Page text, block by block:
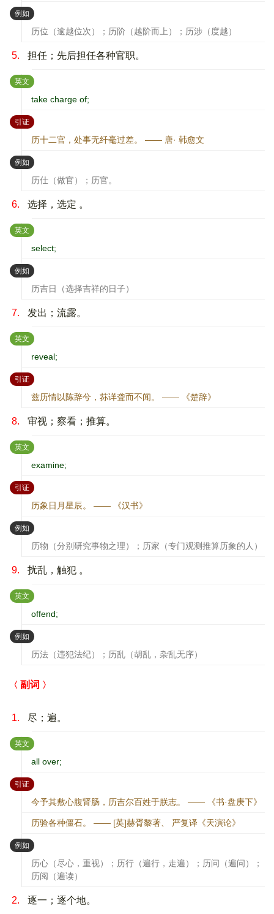
例如 ：
历位（逾越位次）；历阶（越阶而上）；历涉（度越）
5. 担任；先后担任各种官职。
英文 ：
take charge of;
引证：
历十二官，处事无纤毫过差。 —— 唐· 韩愈文
例如 ：
历仕（做官）；历官。
6. 选择，选定 。
英文 ：
select;
例如 ：
历吉日（选择吉祥的日子）
7. 发出；流露。
英文 ：
reveal;
引证：
兹历情以陈辞兮，荪详聋而不闻。 —— 《楚辞》
8. 审视；察看；推算。
英文 ：
examine;
引证：
历象日月星辰。 —— 《汉书》
例如 ：
历物（分别研究事物之理）；历家（专门观测推算历象的人）
9. 扰乱，触犯 。
英文 ：
offend;
例如 ：
历法（违犯法纪）；历乱（胡乱，杂乱无序）
副词
1. 尽；遍。
英文 ：
all over;
引证：
今予其敷心腹肾肠，历吉尔百姓于朕志。 —— 《书·盘庚下》
历验各种僵石。 —— [英]赫胥黎著、 严复译《天演论》
例如 ：
历心（尽心，重视）；历行（遍行，走遍）；历问（遍问）；
历阅（遍读）
2. 逐一；逐个地。